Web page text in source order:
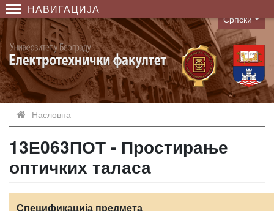
НАВИГАЦИЈА
Language
Српски
Насловна
13Е063ПОТ - Простирање
оптичких таласа
Спецификација предмета